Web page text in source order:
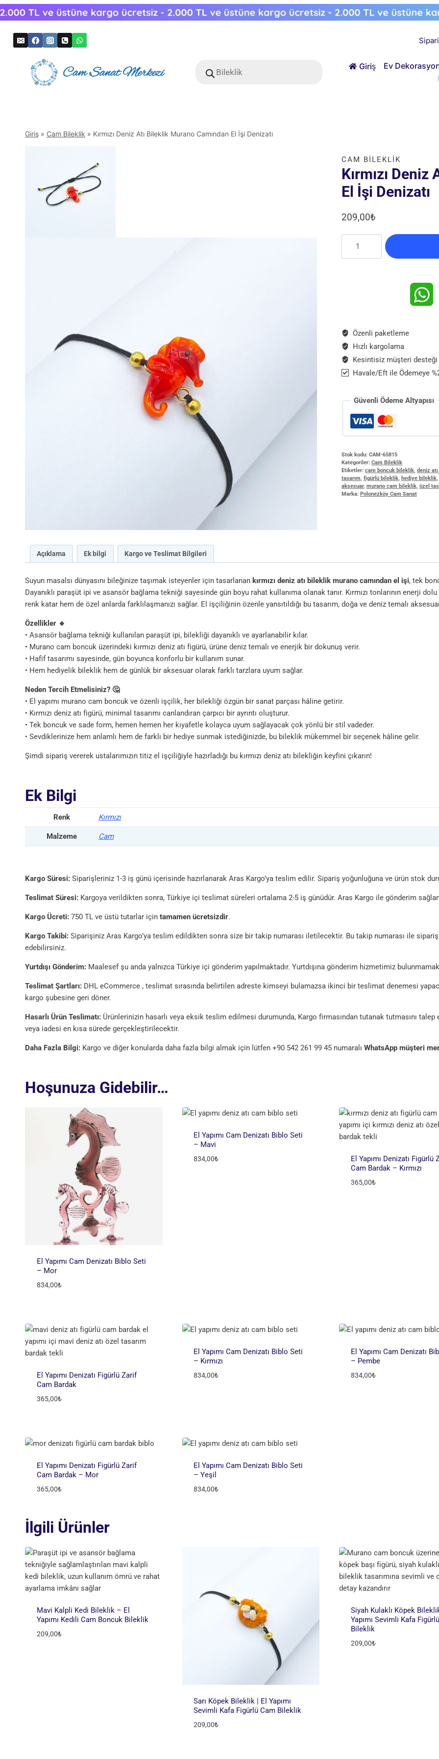
Skip
to
search
Giriş Ev
Giriş » Cam Bileklik » Kırmızı Deniz Atı Bileklik Murano Camından El İşi Denizatı
CAM BILEKLIK
Kırmızı
El İşi Denizatı
209,00₺
Deniz
Denizatı
adet
Özenli paketleme
Hızlı kargolama
Kesintisiz müşteri desteği
Havale/Eft ile Ödemeye
Güvenli Ödeme Altyapısı
Stok kodu: CAM-65815
Kategoriler: Cam Bileklik
Etiketler: cam boncuk bileklik, deniz
tasarım, figürlü bileklik, hediye bileklik,
aksesuar, murano cam bileklik, özel
Marka: Polonezköy Cam Sanat
Açıklama Ek bilgi Kargo ve Teslimat Bilgileri
Suyun masalsı dünyasını bileğinize taşımak isteyenler için tasarlanan kırmızı deniz atı bileklik murano camından el işi, tek
Dayanıklı paraşüt ipi ve asansör bağlama tekniği sayesinde gün boyu rahat kullanıma olanak tanır. Kırmızı tonlarının enerji
renk katar hem de özel anlarda farklılaşmanızı sağlar. El işçiliğinin özenle yansıtıldığı bu tasarım, doğa ve deniz temalı
Özellikler 🔹
• Asansör bağlama tekniği kullanılan paraşüt ipi, bilekliği dayanıklı ve ayarlanabilir kılar.
• Murano cam boncuk üzerindeki kırmızı deniz atı figürü, ürüne deniz temalı ve enerjik bir dokunuş verir.
• Hafif tasarımı sayesinde, gün boyunca konforlu bir kullanım sunar.
• Hem hediyelik bileklik hem de günlük bir aksesuar olarak farklı tarzlara uyum sağlar.
Neden Tercih Etmelisiniz? 🤔
• El yapımı murano cam boncuk ve özenli işçilik, her bilekliği özgün bir sanat parçası hâline getirir.
• Kırmızı deniz atı figürü, minimal tasarımı canlandıran çarpıcı bir ayrıntı oluşturur.
• Tek boncuk ve sade form, hemen hemen her kıyafetle kolayca uyum sağlayacak çok yönlü bir stil vadeder.
• Sevdiklerinize hem anlamlı hem de farklı bir hediye sunmak istediğinizde, bu bileklik mükemmel bir seçenek hâline gelir.
Şimdi sipariş vererek ustalarımızın titiz el işçiliğiyle hazırladığı bu kırmızı deniz atı bilekliğin keyfini çıkarın!
Ek Bilgi
Renk Kırmızı
Malzeme Cam
Kargo Süresi: Siparişleriniz 1-3 iş günü içerisinde hazırlanarak Aras Kargo’ya teslim edilir. Sipariş yoğunluğuna ve ürün stok
Teslimat Süresi: Kargoya verildikten sonra, Türkiye içi teslimat süreleri ortalama 2-5 iş günüdür. Aras Kargo ile gönderim
Kargo Ücreti: 750 TL ve üstü tutarlar için tamamen ücretsizdir.
Kargo Takibi: Siparişiniz Aras Kargo’ya teslim edildikten sonra size bir takip numarası iletilecektir. Bu takip numarası ile
edebilirsiniz.
Yurtdışı Gönderim: Maalesef şu anda yalnızca Türkiye içi gönderim yapılmaktadır. Yurtdışına gönderim hizmetimiz
Teslimat Şartları: DHL eCommerce , teslimat sırasında belirtilen adreste kimseyi bulamazsa ikinci bir teslimat denemesi
kargo şubesine geri döner.
Hasarlı Ürün Teslimatı: Ürünlerinizin hasarlı veya eksik teslim edilmesi durumunda, Kargo firmasından tutanak tutmasını
veya iadesi en kısa sürede gerçekleştirilecektir.
Daha Fazla Bilgi: Kargo ve diğer konularda daha fazla bilgi almak için lütfen +90 542 261 99 45 numaralı WhatsApp müşteri
Hoşunuza Gidebilir…
El Yapımı Cam Denizatı Biblo Seti
– Mor
834,00₺
El Yapımı Cam Denizatı Biblo Seti
– Mavi
834,00₺
El Yapımı Denizatı Figürlü
Cam Bardak – Kırmızı
365,00₺
El Yapımı Denizatı Figürlü Zarif
Cam Bardak
365,00₺
El Yapımı Cam Denizatı Biblo Seti
– Kırmızı
834,00₺
El Yapımı Cam Denizatı
– Pembe
834,00₺
El Yapımı Denizatı Figürlü Zarif
Cam Bardak – Mor
365,00₺
El Yapımı Cam Denizatı Biblo Seti
– Yeşil
834,00₺
İlgili Ürünler
Mavi Kalpli Kedi Bileklik – El
Yapımı Kedili Cam Boncuk Bileklik
209,00₺
Sarı Köpek Bileklik | El Yapımı
Sevimli Kafa Figürlü Cam Bileklik
209,00₺
Siyah Kulaklı Köpek
Yapımı Sevimli Kafa
Bileklik
209,00₺